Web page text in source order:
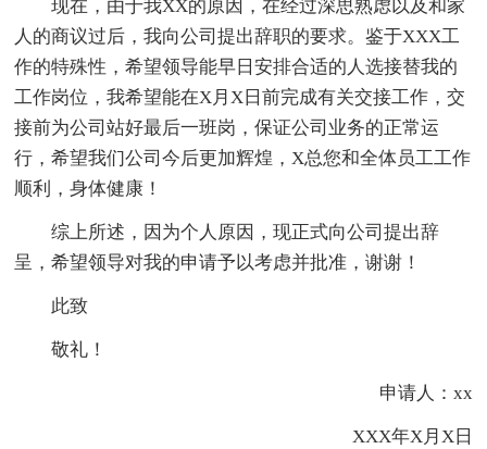
现在，由于我XX的原因，在经过深思熟虑以及和家
人的商议过后，我向公司提出辞职的要求。鉴于XXX工
作的特殊性，希望领导能早日安排合适的人选接替我的
工作岗位，我希望能在X月X日前完成有关交接工作，交
接前为公司站好最后一班岗，保证公司业务的正常运
行，希望我们公司今后更加辉煌，X总您和全体员工工作
顺利，身体健康！
综上所述，因为个人原因，现正式向公司提出辞
呈，希望领导对我的申请予以考虑并批准，谢谢！
此致
敬礼！
申请人：xx
XXX年X月X日